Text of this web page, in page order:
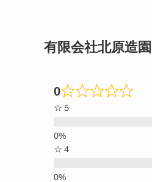
有限会社北原造
0
☆５
☆４